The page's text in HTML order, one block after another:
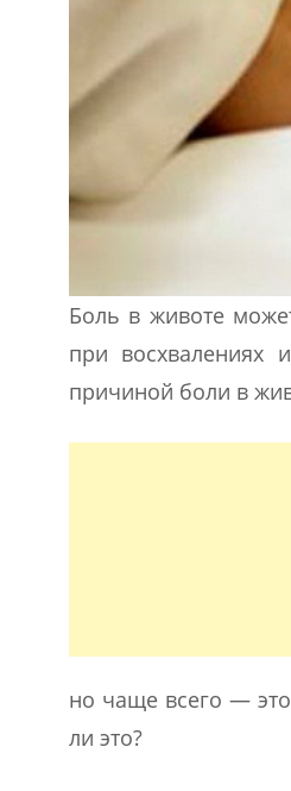
Боль в животе
при восхвалениях
причиной боли в
но чаще всего —
ли это?